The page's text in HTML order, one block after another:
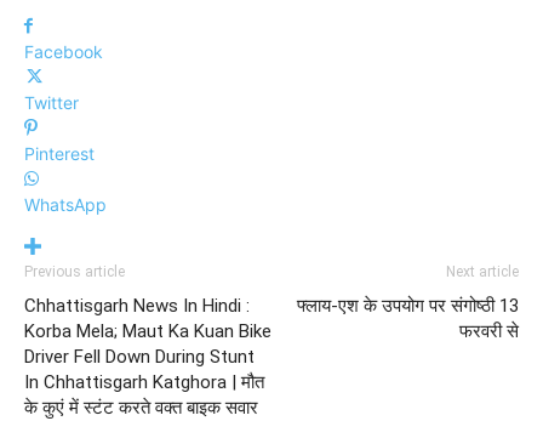
Facebook
Twitter
Pinterest
WhatsApp
Previous article
Chhattisgarh News In Hindi :
Korba Mela; Maut Ka Kuan Bike
Driver Fell Down During Stunt
In Chhattisgarh Katghora | मौत
के कुएं में स्टंट करते वक्त बाइक सवार
Next article
फ्लाय-एश के उपयोग पर संगोष्ठी 13
फरवरी से